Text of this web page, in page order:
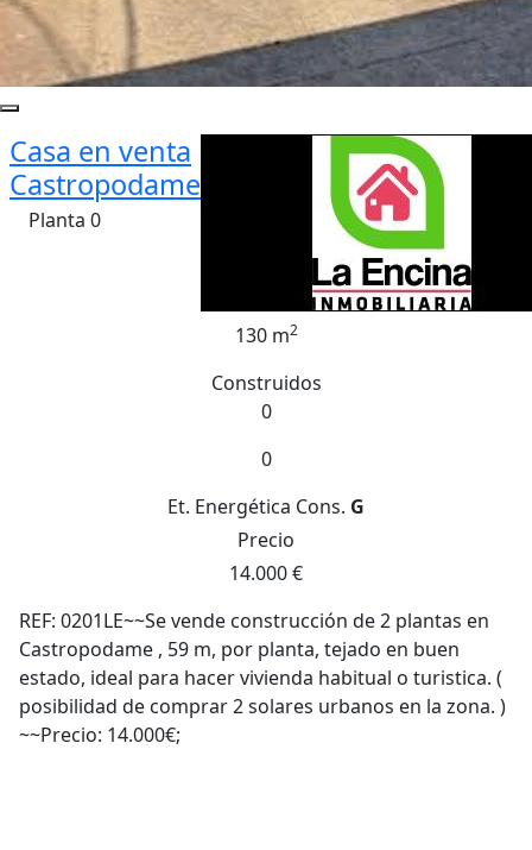
Casa en venta
Castropodame
Planta 0
130 m2
Construidos
0
0
Et. Energética Cons. G
Precio
14.000 €
REF: 0201LE~~Se vende construcción de 2 plantas en
Castropodame , 59 m, por planta, tejado en buen
estado, ideal para hacer vivienda habitual o turistica. (
posibilidad de comprar 2 solares urbanos en la zona. )
~~Precio: 14.000€;